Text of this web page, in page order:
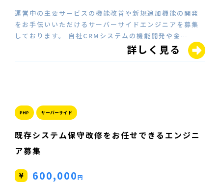
運営中の主要サービスの機能改善や新規追加機能の開発
をお手伝いいただけるサーバーサイドエンジニアを募集
しております。 自社CRMシステムの機能開発や金…
詳しく見る
PHP サーバーサイド
既存システム保守改修をお任せできるエンジニ
ア募集
600,000円